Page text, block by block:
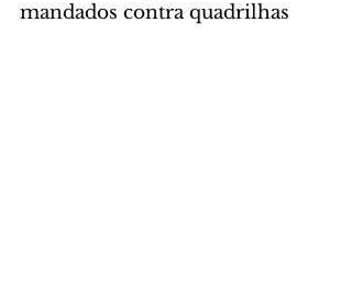
mandados contra quadrilhas